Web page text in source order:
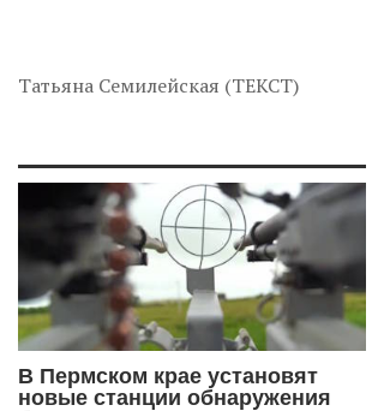
Татьяна Семилейская (ТЕКСТ)
В Пермском крае установят
новые станции обнаружения